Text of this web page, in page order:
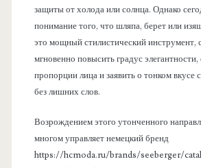
защиты от холода или солнца. Однако
понимание того, что шляпа, берет или
это мощный стилистический инструмент,
мгновенно повысить градус элегантности,
пропорции лица и заявить о тонком вкусе
без лишних слов.
Возрождением этого утонченного
многом управляет немецкий бренд
https://hcmoda.ru/brands/seeberger/